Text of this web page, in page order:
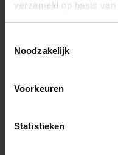
verzameld op basis
Noodzakelijk
Voorkeuren
Statistieken
Wil je
Onze
+31 (0) 478 - 69